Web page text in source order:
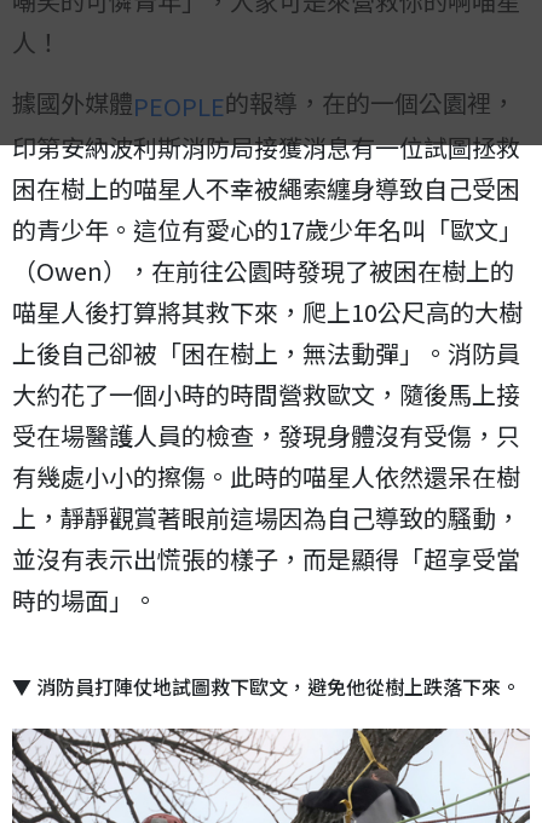
人！
據國外媒體PEOPLE的報導，在的一個公園裡，
印第安納波利斯消防局接獲消息有一位試圖拯救
困在樹上的喵星人不幸被繩索纏身導致自己受困
的青少年。這位有愛心的17歲少年名叫「歐文」
（Owen），在前往公園時發現了被困在樹上的
喵星人後打算將其救下來，爬上10公尺高的大樹
上後自己卻被「困在樹上，無法動彈」。消防員
大約花了一個小時的時間營救歐文，隨後馬上接
受在場醫護人員的檢查，發現身體沒有受傷，只
有幾處小小的擦傷。此時的喵星人依然還呆在樹
上，靜靜觀賞著眼前這場因為自己導致的騷動，
並沒有表示出慌張的樣子，而是顯得「超享受當
時的場面」。
▼ 消防員打陣仗地試圖救下歐文，避免他從樹上跌落下來。